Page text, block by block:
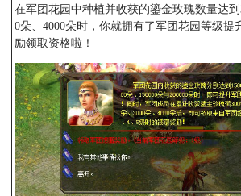
在军团花园中种植并收获的鎏金玫瑰数量达到
0朵、4000朵时，你就拥有了军团花园等级提
励领取资格啦！